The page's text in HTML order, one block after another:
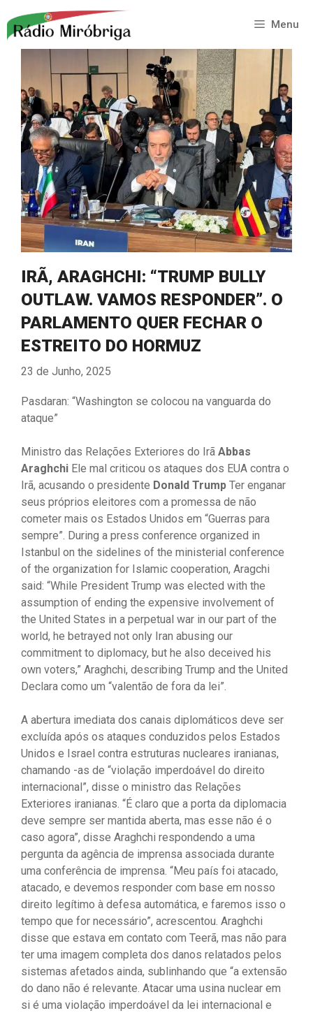
para
Menu
IRÃ, ARAGHCHI: “TRUMP BULLY
OUTLAW. VAMOS RESPONDER”. O
PARLAMENTO QUER FECHAR O
ESTREITO DO HORMUZ
23 de Junho, 2025
Pasdaran: “Washington se colocou na vanguarda do
ataque”
Ministro das Relações Exteriores do Irã Abbas
Araghchi Ele mal criticou os ataques dos EUA contra o
Irã, acusando o presidente Donald Trump Ter enganar
seus próprios eleitores com a promessa de não
cometer mais os Estados Unidos em “Guerras para
sempre”. During a press conference organized in
Istanbul on the sidelines of the ministerial conference
of the organization for Islamic cooperation, Aragchi
said: “While President Trump was elected with the
assumption of ending the expensive involvement of
the United States in a perpetual war in our part of the
world, he betrayed not only Iran abusing our
commitment to diplomacy, but he also deceived his
own voters,” Araghchi, describing Trump and the United
Declara como um “valentão de fora da lei”.
A abertura imediata dos canais diplomáticos deve ser
excluída após os ataques conduzidos pelos Estados
Unidos e Israel contra estruturas nucleares iranianas,
chamando -as de “violação imperdoável do direito
internacional”, disse o ministro das Relações
Exteriores iranianas. “É claro que a porta da diplomacia
deve sempre ser mantida aberta, mas esse não é o
caso agora”, disse Araghchi respondendo a uma
pergunta da agência de imprensa associada durante
uma conferência de imprensa. “Meu país foi atacado,
atacado, e devemos responder com base em nosso
direito legítimo à defesa automática, e faremos isso o
tempo que for necessário”, acrescentou. Araghchi
disse que estava em contato com Teerã, mas não para
ter uma imagem completa dos danos relatados pelos
sistemas afetados ainda, sublinhando que “a extensão
do dano não é relevante. Atacar uma usina nuclear em
si é uma violação imperdoável da lei internacional e